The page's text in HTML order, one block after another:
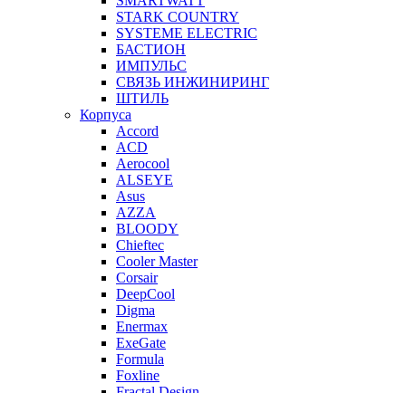
STARK COUNTRY
SYSTEME ELECTRIC
БАСТИОН
ИМПУЛЬС
СВЯЗЬ ИНЖИНИРИНГ
ШТИЛЬ
Корпуса
Accord
ACD
Aerocool
ALSEYE
Asus
AZZA
BLOODY
Chieftec
Cooler Master
Corsair
DeepCool
Digma
Enermax
ExeGate
Formula
Foxline